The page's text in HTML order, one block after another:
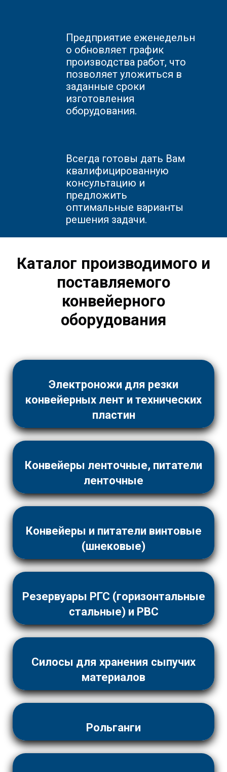
Предприятие еженедельн
о обновляет график
производства работ, что
позволяет уложиться в
заданные сроки
изготовления
оборудования.
Всегда готовы дать Вам
квалифицированную
консультацию и
предложить
оптимальные варианты
решения задачи.
Каталог производимого и
поставляемого
конвейерного
оборудования
Электроножи для резки
конвейерных лент и технических
пластин
Конвейеры ленточные, питатели
ленточные
Конвейеры и питатели винтовые
(шнековые)
Резервуары РГС (горизонтальные
стальные) и РВС
Силосы для хранения сыпучих
материалов
Рольганги